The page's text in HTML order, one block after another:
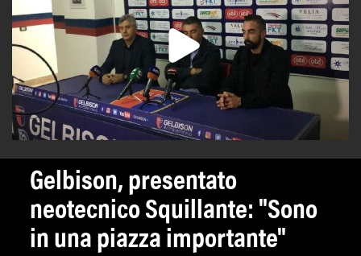
Gelbison, presentato
neotecnico Squillante: "Sono
in una piazza importante"